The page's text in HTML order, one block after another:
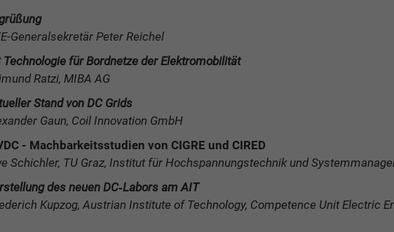
Generalsekretär Peter Reichel
Technologie für Bordnetze der Elektromobilität
Ratzi, MIBA AG
Stand von DC Grids
Gaun, Coil Innovation GmbH
- Machbarkeitsstudien von CIGRE und CIRED
Schichler, TU Graz, Institut für Hochspannungstechnik und
des neuen DC‐Labors am AIT
Kupzog, Austrian Institute of Technology, Competence Unit Electric